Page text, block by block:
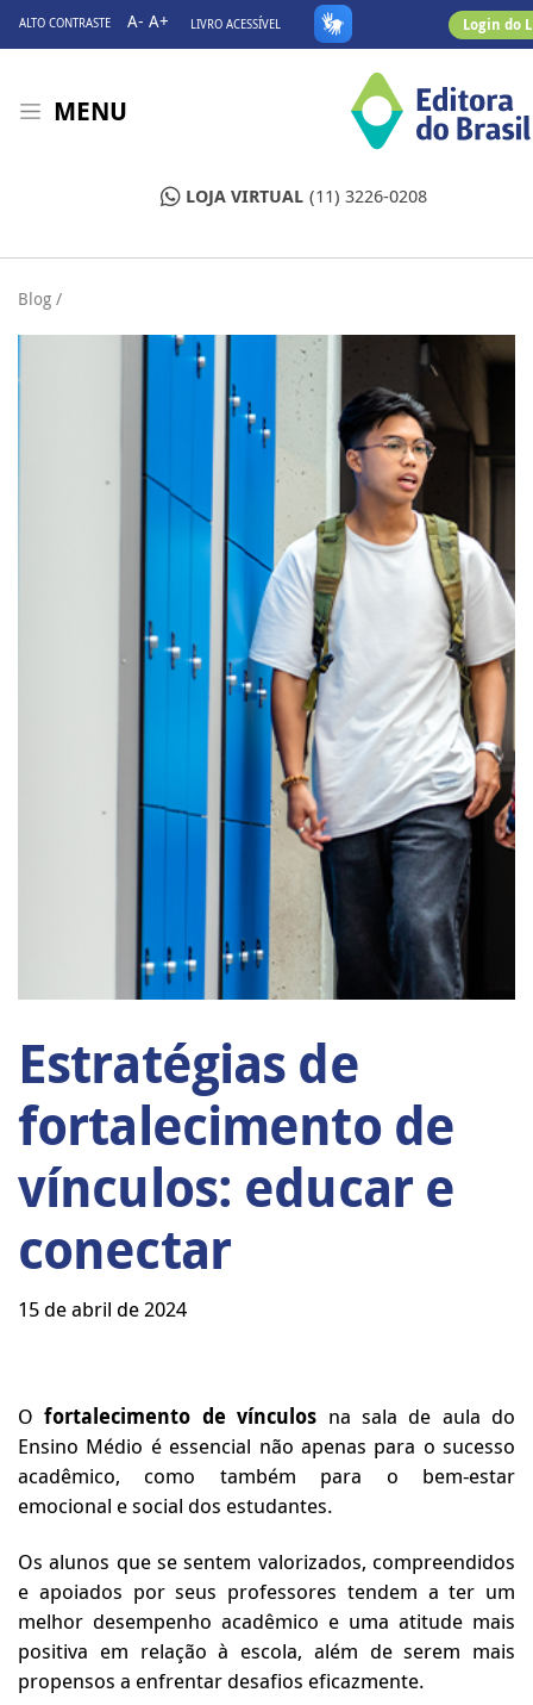
ALTO CONTRASTE A- A+ LIVRO ACESSÍVEL Login do
MENU
LOJA VIRTUAL (11) 3226-0208
Blog /
Estratégias de
fortalecimento de
vínculos: educar e
conectar
15 de abril de 2024
Ofortalecimento de vínculos na sala de aula do
Ensino Médio é essencial não apenas para o sucesso
acadêmico, como também para o bem-estar
emocional e social dos estudantes.
Os alunos que se sentem valorizados, compreendidos
e apoiados por seus professores tendem a ter um
melhor desempenho acadêmico e uma atitude mais
positiva em relação à escola, além de serem mais
propensos a enfrentar desafios eficazmente.